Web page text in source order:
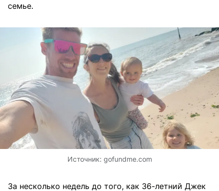
семье.
Источник: gofundme.com
За несколько недель до того, как 36-летний Джек